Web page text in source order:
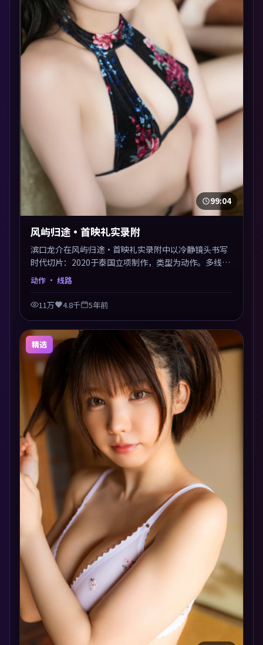
99:04
风屿归途·首映礼实录附
滨口龙介在风屿归途·首映礼实录附中以冷静镜头书写
时代切片：2020于泰国立项制作，类型为动作。多线叙
事交汇于终局，真相与救赎并行，适合喜欢细读表演的
影迷。摄影与配乐高度统一，城市夜景与内心戏互为镜
像。
动作 · 线路
11万 4.8千 5年前
精选